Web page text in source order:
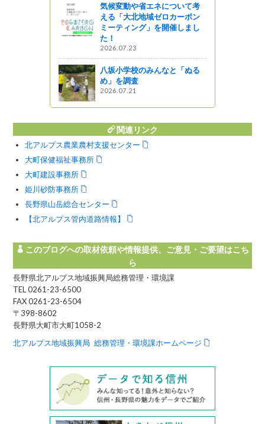
気候変動や省エネについて考
える「大北地域ゼロカーボン
ミーティング」を開催しまし
た！
2026.07.23
八坂小学校のみんなと「ぬる
め」を調査
2026.07.21
関連リンク
北アルプス農業農村支援センター
大町保健福祉事務所
大町建設事務所
姫川砂防事務所
長野県山岳総合センター
【北アルプス管内道路情報】
このブログへの取材依頼や情報提供、ご意見・ご要望はこち
ら
長野県北アルプス地域振興局総務管理・環境課
TEL 0261-23-6500
FAX 0261-23-6504
〒398-8602
長野県大町市大町1058-2
北アルプス地域振興局 総務管理・環境課ホームページ